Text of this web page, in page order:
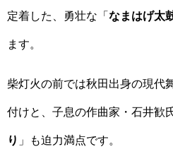
定着した、勇壮な「 なまはげ太
ます。
柴灯火の前では秋田出身の現代
付けと、子息の作曲家・石井歓
り 」も迫力満点です。